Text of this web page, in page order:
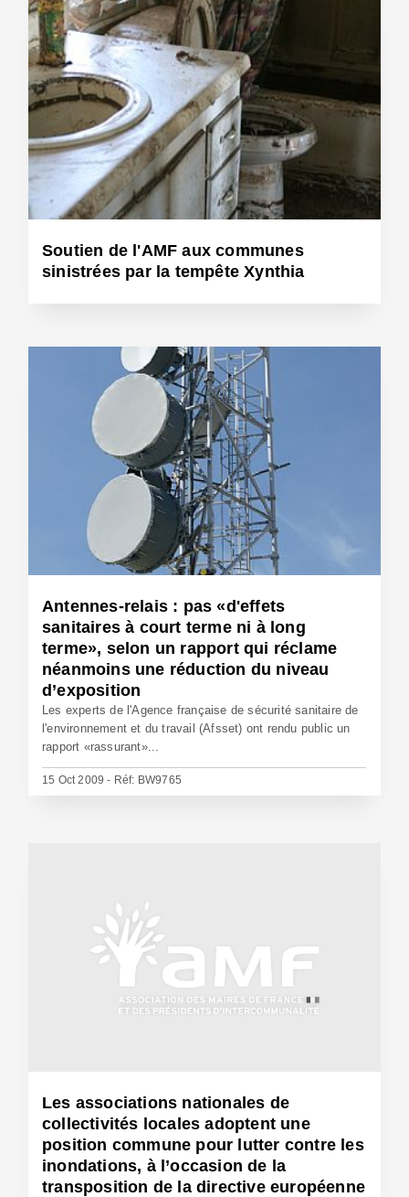
Soutien de l'AMF aux communes
sinistrées par la tempête Xynthia
4 Mars 2010 - Réf: BW9902
Antennes-relais : pas «d'effets
sanitaires à court terme ni à long
terme», selon un rapport qui réclame
néanmoins une réduction du niveau
d’exposition
Les experts de l'Agence française de sécurité sanitaire de
l'environnement et du travail (Afsset) ont rendu public un
rapport «rassurant»...
15 Oct 2009 - Réf: BW9765
Les associations nationales de
collectivités locales adoptent une
position commune pour lutter contre les
inondations, à l’occasion de la
transposition de la directive européenne